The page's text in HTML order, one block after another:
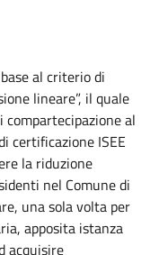
al criterio di
lineare”, il quale
al
certificazione ISEE
la riduzione
nel Comune di
una sola volta per
apposita istanza
acquisire